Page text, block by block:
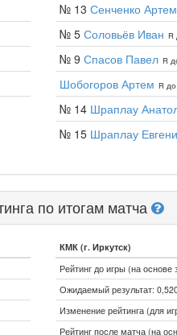
№ 13 Сенченко Артем
№ 5 Соловьёв Иван R
№ 9 Спасов Павел R
Шобогоров Артем R до
№ 14 Шраплау
№ 15 Шраплау
по итогам матча
КМК (г. Иркутск)
Рейтинг до игры (на
Ожидаемый результат:
Изменение рейтинга (для
Рейтинг после матча (на